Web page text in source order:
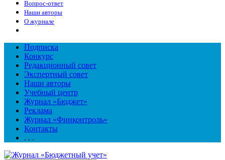
Вопрос-ответ
Наши авторы
О журнале
Подписка
Конкурс
Редакционный совет
Экспертный совет
Наши авторы
Учебный центр
Журнал «Бюджет»
Реклама
Журнал «Финконтроль»
Контакты
. . .